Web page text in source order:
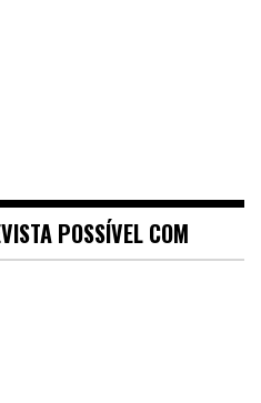
POSSÍVEL COM